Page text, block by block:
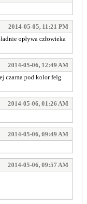
2014-05-05, 11:21 PM
opływa człowieka
2014-05-06, 12:49 AM
czarna pod kolor felg
2014-05-06, 01:26 AM
2014-05-06, 09:49 AM
2014-05-06, 09:57 AM